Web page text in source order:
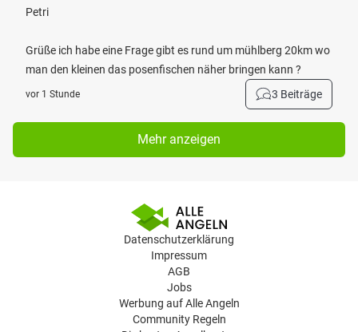
Petri
Grüße ich habe eine Frage gibt es rund um mühlberg 20km wo
man den kleinen das posenfischen näher bringen kann ?
vor 1 Stunde 3 Beiträge
Mehr anzeigen
Datenschutzerklärung
Impressum
AGB
Jobs
Werbung auf Alle Angeln
Community Regeln